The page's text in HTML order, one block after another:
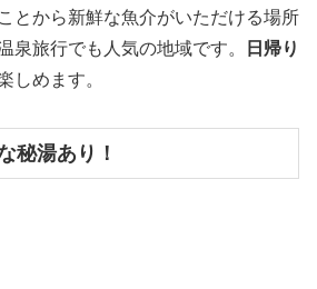
とから新鮮な魚介がいただける場所
泉旅行でも人気の地域です。
日帰り
しめます。
秘湯あり！